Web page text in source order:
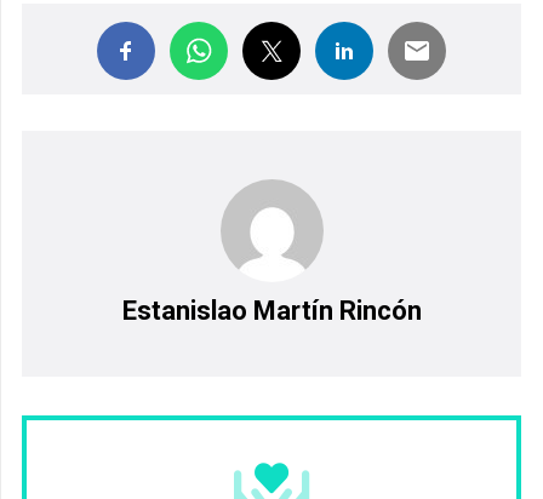
Estanislao Martín Rincón